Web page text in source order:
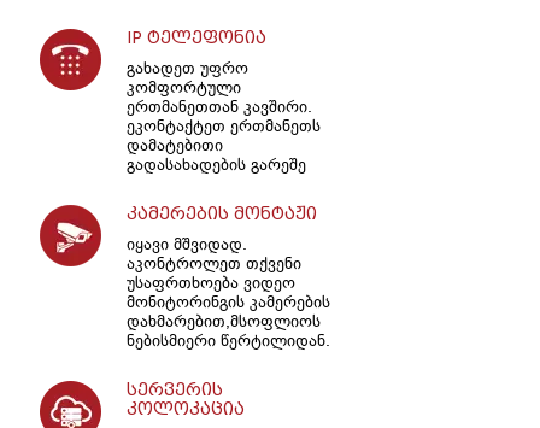
IP ტელეფონია
გახადეთ უფრო
კომფორტული
ერთმანეთთან კავშირი.
ეკონტაქტეთ ერთმანეთს
დამატებითი
გადასახადების გარეშე
კამერების მონტაჟი
იყავი მშვიდად.
აკონტროლეთ თქვენი
უსაფრთხოება ვიდეო
მონიტორინგის კამერების
დახმარებით,მსოფლიოს
ნებისმიერი წერტილიდან.
სერვერის
კოლოკაცია